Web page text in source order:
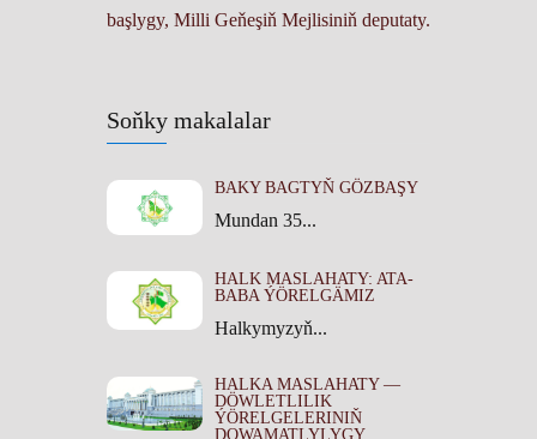
Soňky makalalar
BAKY BAGTYŇ GÖZBAŞY
Mundan 35...
HALK MASLAHATY: ATA-
BABA ÝÖRELGÄMIZ
Halkymyzyň...
HALKA MASLAHATY —
DÖWLETLILIK
ÝÖRELGELERINIŇ
DOWAMATLYLYGY
başlygy, Milli Geňeşiň Mejlisiniň deputaty.